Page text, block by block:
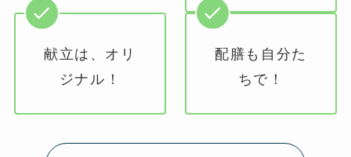
献立は、オリ
ジナル！
配膳も自分た
ちで！